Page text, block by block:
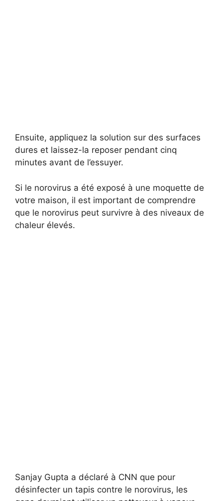
Ensuite, appliquez la solution sur des surfaces
dures et laissez-la reposer pendant cinq
minutes avant de l’essuyer.
Si le norovirus a été exposé à une moquette de
votre maison, il est important de comprendre
que le norovirus peut survivre à des niveaux de
chaleur élevés.
Sanjay Gupta a déclaré à CNN que pour
désinfecter un tapis contre le norovirus, les